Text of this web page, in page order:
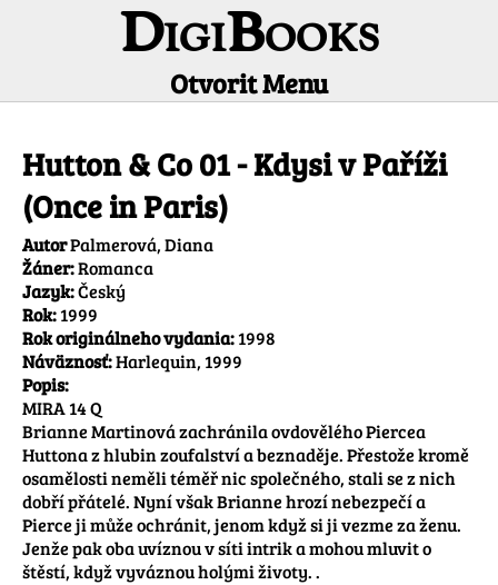
DigiBooks
Otvorit Menu
Hutton & Co 01 - Kdysi v Paříži
(Once in Paris)
AutorPalmerová, Diana
Žáner:Romanca
Jazyk:Český
Rok:1999
Rok originálneho vydania:1998
Náväznosť:Harlequin, 1999
Popis:
MIRA 14 Q
Brianne Martinová zachránila ovdovělého Piercea
Huttona z hlubin zoufalství a beznaděje. Přestože kromě
osamělosti neměli téměř nic společného, stali se z nich
dobří přátelé. Nyní však Brianne hrozí nebezpečí a
Pierce ji může ochránit, jenom když si ji vezme za ženu.
Jenže pak oba uvíznou v síti intrik a mohou mluvit o
štěstí, když vyváznou holými životy. .